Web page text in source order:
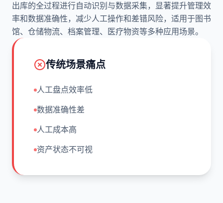
出库的全过程进行自动识别与数据采集，显著提升管理效
率和数据准确性，减少人工操作和差错风险，适用于图书
馆、仓储物流、档案管理、医疗物资等多种应用场景。
传统场景痛点
人工盘点效率低
数据准确性差
人工成本高
资产状态不可视